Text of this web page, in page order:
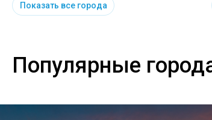
Показать все города
Популярные